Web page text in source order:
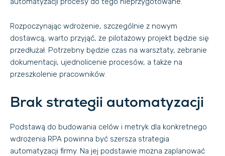
Rozpoczynając wdrożenie, szczególnie z nowym
dostawcą, warto przyjąć, że pilotażowy projekt będzie się
przedłużał. Potrzebny będzie czas na warsztaty, zebranie
dokumentacji, ujednolicenie procesów, a także na
przeszkolenie pracowników.
Brak strategii automatyzacji
Podstawą do budowania celów i metryk dla konkretnego
wdrożenia RPA powinna być szersza strategia
automatyzacji firmy. Na jej podstawie można zaplanować